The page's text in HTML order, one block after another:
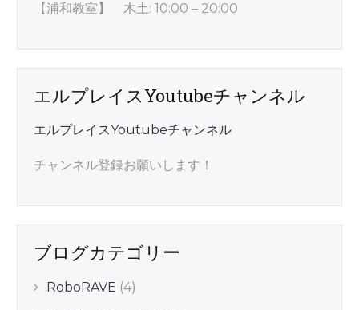
【浦和教室】 木土: 10:00 – 20:00
エルプレイスYoutubeチャンネル
エルプレイスYoutubeチャンネル
チャンネル登録お願いします！
ブログカテゴリー
RoboRAVE (4)